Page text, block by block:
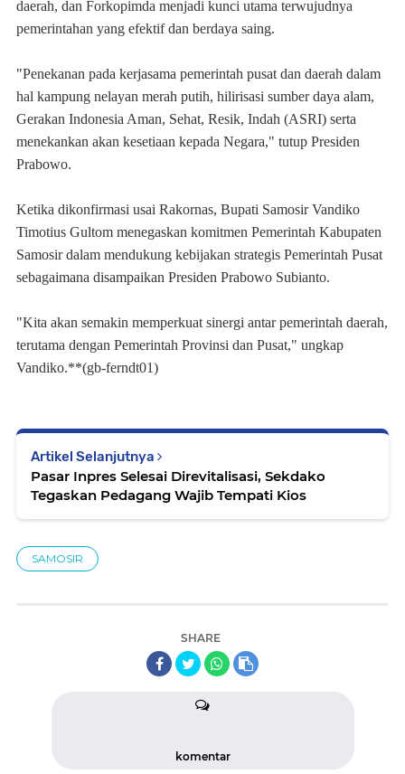
daerah, dan Forkopimda menjadi kunci utama terwujudnya
pemerintahan yang efektif dan berdaya saing.
"Penekanan pada kerjasama pemerintah pusat dan daerah dalam
hal kampung nelayan merah putih, hilirisasi sumber daya alam,
Gerakan Indonesia Aman, Sehat, Resik, Indah (ASRI) serta
menekankan akan kesetiaan kepada Negara," tutup Presiden
Prabowo.
Ketika dikonfirmasi usai Rakornas, Bupati Samosir Vandiko
Timotius Gultom menegaskan komitmen Pemerintah Kabupaten
Samosir dalam mendukung kebijakan strategis Pemerintah Pusat
sebagaimana disampaikan Presiden Prabowo Subianto.
"Kita akan semakin memperkuat sinergi antar pemerintah daerah,
terutama dengan Pemerintah Provinsi dan Pusat," ungkap
Vandiko.**(gb-ferndt01)
Artikel Selanjutnya
Pasar Inpres Selesai Direvitalisasi, Sekdako
Tegaskan Pedagang Wajib Tempati Kios
SAMOSIR
SHARE
komentar